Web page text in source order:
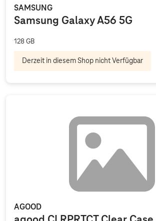
SAMSUNG
Samsung Galaxy A56 5G
128 GB
Derzeit in diesem Shop nicht Verfügbar
AGOOD